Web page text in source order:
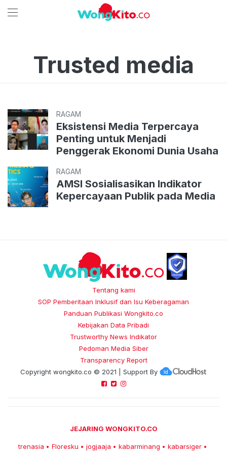
Trusted media
RAGAM
Eksistensi Media Terpercaya
Penting untuk Menjadi
Penggerak Ekonomi Dunia Usaha
RAGAM
AMSI Sosialisasikan Indikator
Kepercayaan Publik pada Media
Tentang kami
SOP Pemberitaan Inklusif dan Isu Keberagaman
Panduan Publikasi Wongkito.co
Kebijakan Data Pribadi
Trustworthy News Indikator
Pedoman Media Siber
Transparency Report
Copyright wongkito.co © 2021 | Support By
JEJARING WONGKITO.CO
trenasia • Floresku • jogjaaja • kabarminang • kabarsiger •